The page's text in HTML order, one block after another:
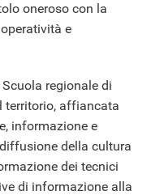
oneroso con la
e
regionale di
territorio, affiancata
informazione e
della cultura
dei tecnici
di informazione alla